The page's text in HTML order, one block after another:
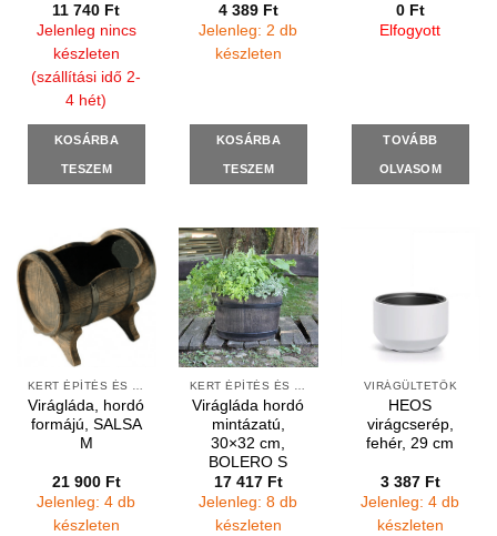
11 740 Ft
Jelenleg nincs
készleten
(szállítási idő 2-
4 hét)
KOSÁRBA
TESZEM
4 389 Ft
Jelenleg: 2 db
készleten
KOSÁRBA
TESZEM
0 Ft
Elfogyott
TOVÁBB
OLVASOM
Virágláda, hordó
formájú, SALSA
M
21 900 Ft
Jelenleg: 4 db
készleten
Virágláda hordó
mintázatú,
30×32 cm,
BOLERO S
17 417 Ft
Jelenleg: 8 db
készleten
VIRÁGÜLTETŐK
HEOS
virágcserép,
fehér, 29 cm
3 387 Ft
Jelenleg: 4 db
készleten